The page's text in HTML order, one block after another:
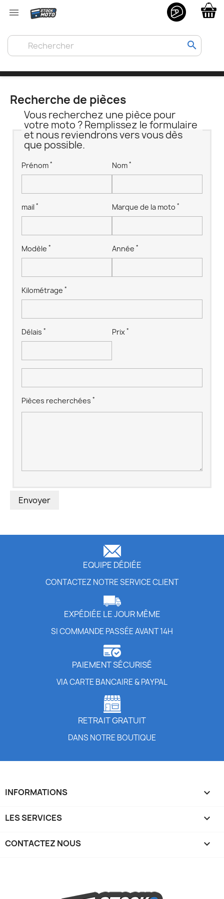

search
Recherche de pièces
Vous recherchez une pièce pour
votre moto ? Remplissez le formulaire
et nous reviendrons vers vous dès
que possible.
Prénom * Nom *
mail * Marque de la moto *
Modèle * Année *
Kilométrage *
Délais * Prix *
Pièces recherchées *
Envoyer
EQUIPE DÉDIÉE
CONTACTEZ NOTRE SERVICE CLIENT
EXPÉDIÉE LE JOUR MÊME
SI COMMANDE PASSÉE AVANT 14H
PAIEMENT SÉCURISÉ
VIA CARTE BANCAIRE & PAYPAL
RETRAIT GRATUIT
DANS NOTRE BOUTIQUE
INFORMATIONS 
LES SERVICES 
CONTACTEZ NOUS keyboard_arrow_down